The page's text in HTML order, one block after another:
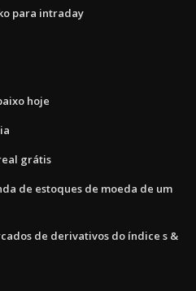
para intraday
hoje
grátis
de estoques de moeda de um
de derivativos do índice s &